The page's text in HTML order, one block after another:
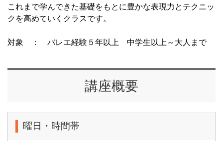
これまで学んできた基礎をもとに豊かな表現力とテクニッ
クを高めていくクラスです。
対象 ： バレエ経験５年以上 中学生以上～大人まで
講座概要
曜日・時間帯